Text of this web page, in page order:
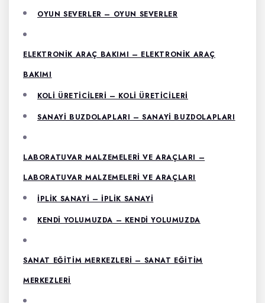
OYUN SEVERLER – OYUN SEVERLER
ELEKTRONIK ARAÇ BAKIMI – ELEKTRONIK ARAÇ
BAKIMI
KOLI ÜRETICILERI – KOLI ÜRETICILERI
SANAYI BUZDOLAPLARI – SANAYI BUZDOLAPLARI
LABORATUVAR MALZEMELERI VE ARAÇLARI –
LABORATUVAR MALZEMELERI VE ARAÇLARI
İPLIK SANAYI – İPLIK SANAYI
KENDI YOLUMUZDA – KENDI YOLUMUZDA
SANAT EĞITIM MERKEZLERI – SANAT EĞITIM
MERKEZLERI